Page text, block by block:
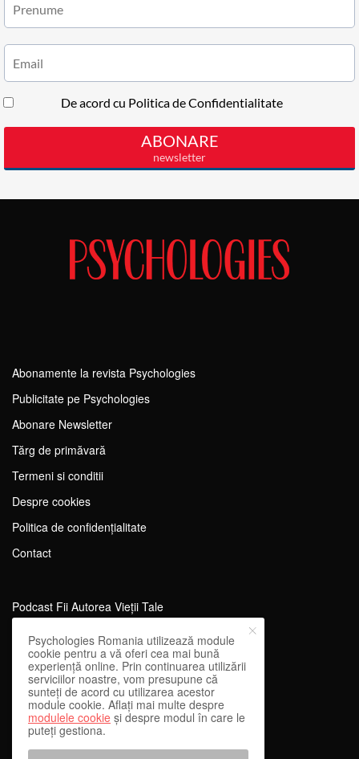
Abonamente la revista Psychologies
Publicitate pe Psychologies
Abonare Newsletter
Tărg de primăvară
Termeni si conditii
Despre cookies
Politica de confidențialitate
Contact
Podcast Fii Autorea Vieții Tale
Evenimente Fii Autoarea Vieții Tale!
SportEdu
Antrenament Mental pentru Sportivi
Learning Network
WEnough
Psychologies Romania utilizează module
cookie pentru a vă oferi cea mai bună
experiență online. Prin continuarea utilizării
serviciilor noastre, vom presupune că
sunteți de acord cu utilizarea acestor
module cookie. Aflați mai multe despre
modulele cookie și despre modul în care le
puteți gestiona.